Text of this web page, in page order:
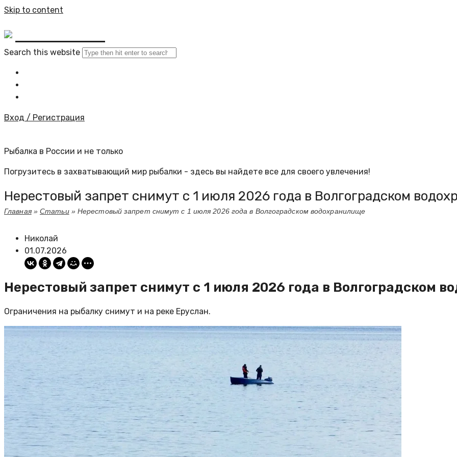
Skip to content
Search this website
Вход / Регистрация
Рыбалка в России и не только
Погрузитесь в захватывающий мир рыбалки - здесь вы найдете все для своего увлечения!
Нерестовый запрет снимут с 1 июля 2026 года в Волгоградском
Главная»Статьи» Нерестовый запрет снимут с 1 июля 2026 года в Волгоградском водохранилище
Николай
01.07.2026
Нерестовый запрет снимут с 1 июля 2026 года в Волгоградском
Ограничения на рыбалку снимут и на реке Еруслан.